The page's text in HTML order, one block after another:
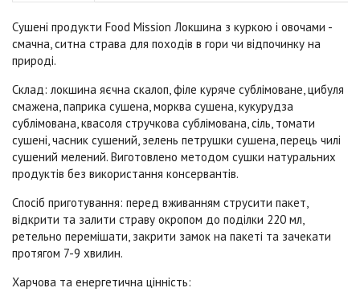
Сушені продукти Food Mission Локшина з куркою і овочами -
смачна, ситна страва для походів в гори чи відпочинку на
природі.
Склад: локшина яєчна скалоп, філе куряче сублімоване, цибуля
смажена, паприка сушена, морква сушена, кукурудза
сублімована, квасоля стручкова сублімована, сіль, томати
сушені, часник сушений, зелень петрушки сушена, перець чилі
сушений мелений. Виготовлено методом сушки натуральних
продуктів без використання консервантів.
Спосіб приготування: перед вживанням струсити пакет,
відкрити та залити страву окропом до поділки 220 мл,
ретельно перемішати, закрити замок на пакеті та зачекати
протягом 7-9 хвилин.
Харчова та енергетична цінність: